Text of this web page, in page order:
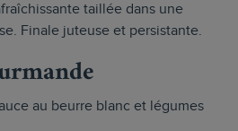
taillée dans une
Finale juteuse et persistante.
au beurre blanc et légumes